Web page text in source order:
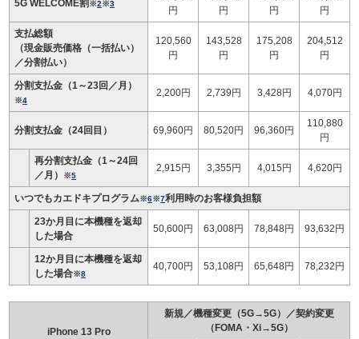
5G WELCOME割 ※2※3
円
円
円
円
支払総額
（現金販売価格（一括払い）
／分割払い）
120,560
円
143,528
円
175,208
円
204,512
円
分割支払金（1～23回／月）
※4
2,200円 2,739円 3,428円 4,070円
分割支払金（24回目） 69,960円 80,520円 96,360円
110,880
円
再分割支払金（1～24回
／月）
※5
2,915円 3,355円 4,015円 4,620円
いつでもカエドキプログラム※6※7利用時のお客様負担額
23か月目に本機種を返却
した場合
50,600円 63,008円 78,848円 93,632円
12か月目に本機種を返却
した場合※8
40,700円 53,108円 65,648円 78,232円
iPhone 13 Pro
新規／機種変更（5G→5G）／契約変更
（FOMA・Xi→5G）